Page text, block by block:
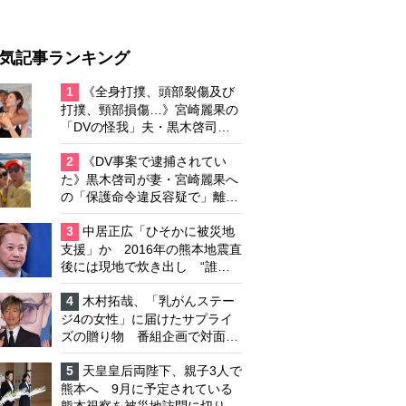
記事ランキング
1
《全身打撲、頭部裂傷及び
打撲、頸部損傷…》宮崎麗果の
「DVの怪我」夫・黒木啓司の
逮捕で始まる「夫婦の闘争」
2
《DV事案で逮捕されてい
た》黒木啓司が妻・宮崎麗果へ
の「保護命令違反容疑で」離婚
協議は「第二ステージ」へ
3
中居正広「ひそかに被災地
支援」か 2016年の熊本地震直
後には現地で炊き出し “誰に
も知られなくて良い”と、むし
ろ強まる福祉活動への思い
4
木村拓哉、「乳がんステー
ジ4の女性」に届けたサプライ
ズの贈り物 番組企画で対面し
たファンが、夢と希望を与える
心遣いに「うれしくて号泣しま
した」
5
天皇皇后両陛下、親子3人で
熊本へ 9月に予定されている